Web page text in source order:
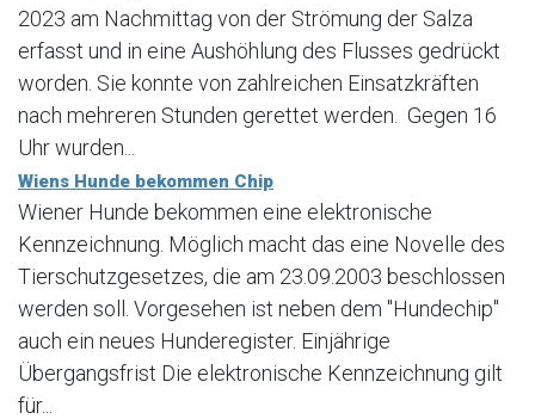
2023 am Nachmittag von der Strömung der Salza
erfasst und in eine Aushöhlung des Flusses gedrückt
worden. Sie konnte von zahlreichen Einsatzkräften
nach mehreren Stunden gerettet werden. Gegen 16
Uhr wurden...
Wiens Hunde bekommen Chip
Wiener Hunde bekommen eine elektronische
Kennzeichnung. Möglich macht das eine Novelle des
Tierschutzgesetzes, die am 23.09.2003 beschlossen
werden soll. Vorgesehen ist neben dem "Hundechip"
auch ein neues Hunderegister. Einjährige
Übergangsfrist Die elektronische Kennzeichnung gilt
für...